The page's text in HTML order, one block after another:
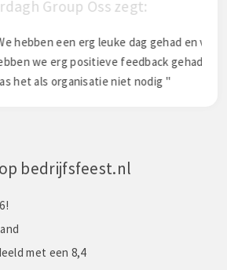
zegt:
leuke dag gehad en van alle collega's
feedback gehad. Op de dag zelf
niet nodig "
bedrijfsfeest.nl
met een 8,4